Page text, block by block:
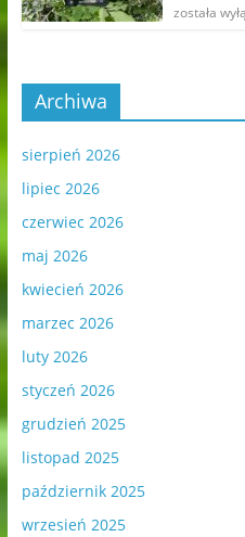
została
Archiwa
sierpień 2026
lipiec 2026
czerwiec 2026
maj 2026
kwiecień 2026
marzec 2026
luty 2026
styczeń 2026
grudzień 2025
listopad 2025
październik 2025
wrzesień 2025